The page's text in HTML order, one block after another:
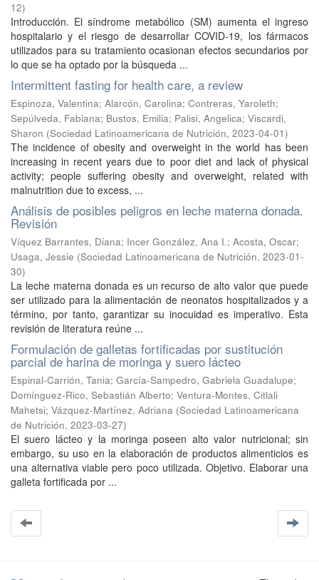
12)
Introducción. El síndrome metabólico (SM) aumenta el ingreso
hospitalario y el riesgo de desarrollar COVID-19, los fármacos
utilizados para su tratamiento ocasionan efectos secundarios por
lo que se ha optado por la búsqueda ...
Intermittent fasting for health care, a review
Espinoza, Valentina; Alarcón, Carolina; Contreras, Yaroleth;
Sepúlveda, Fabiana; Bustos, Emilia; Palisi, Angelica; Viscardi,
Sharon (Sociedad Latinoamericana de Nutrición, 2023-04-01)
The incidence of obesity and overweight in the world has been
increasing in recent years due to poor diet and lack of physical
activity; people suffering obesity and overweight, related with
malnutrition due to excess, ...
Análisis de posibles peligros en leche materna donada.
Revisión
Víquez Barrantes, Diana; Incer González, Ana I.; Acosta, Oscar;
Usaga, Jessie (Sociedad Latinoamericana de Nutrición, 2023-01-
30)
La leche materna donada es un recurso de alto valor que puede
ser utilizado para la alimentación de neonatos hospitalizados y a
término, por tanto, garantizar su inocuidad es imperativo. Esta
revisión de literatura reúne ...
Formulación de galletas fortificadas por sustitución
parcial de harina de moringa y suero lácteo
Espinal-Carrión, Tania; García-Sampedro, Gabriela Guadalupe;
Domínguez-Rico, Sebastián Alberto; Ventura-Montes, Citlali
Mahetsi; Vázquez-Martínez, Adriana (Sociedad Latinoamericana
de Nutrición, 2023-03-27)
El suero lácteo y la moringa poseen alto valor nutricional; sin
embargo, su uso en la elaboración de productos alimenticios es
una alternativa viable pero poco utilizada. Objetivo. Elaborar una
galleta fortificada por ...